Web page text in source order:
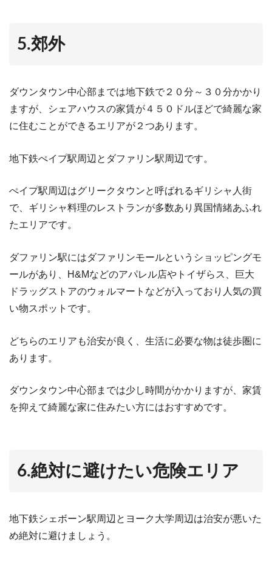
5.郊外
ダウンタウン中心部までは地下鉄で２０分～３０分かかり
ますが、シェアハウスの家賃が４５０ドルほどで綺麗な家
に住むことができるエリアが２つあります。
地下鉄ぺイプ駅周辺とダファリン駅周辺です。
ぺイプ駅周辺はグリークタウンと呼ばれるギリシャ人街
で、ギリシャ料理のレストランが多数あり異国情緒あふれ
たエリアです。
ダファリン駅にはダファリンモールというショッピングモ
ールがあり、H&Mなどのアパレル店やトイザらス、巨大
ドラッグストアのウォルマートなどが入っており人気の買
い物スポットです。
どちらのエリアも治安が良く、生活に必要な物は徒歩圏に
あります。
ダウンタウン中心部までは少し時間がかかりますが、家賃
を抑えて綺麗な家に住みたい方にはおすすめです。
6.絶対に避けたい危険エリア
地下鉄シェボーン駅周辺とヨーク大学周辺は治安が悪いた
め絶対に避けましょう。